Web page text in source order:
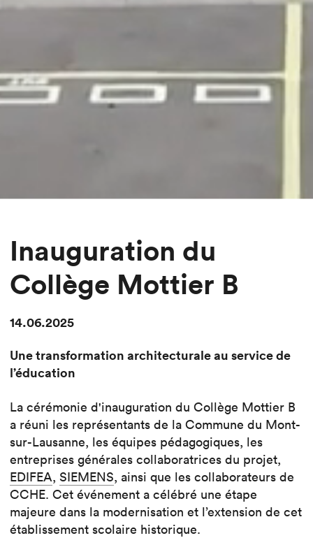
Inauguration du
Collège Mottier B
14.06.2025
Une transformation architecturale au service de
l’éducation
La cérémonie d'inauguration du Collège Mottier B
a réuni les représentants de la Commune du Mont-
sur-Lausanne, les équipes pédagogiques, les
entreprises générales collaboratrices du projet,
EDIFEA, SIEMENS, ainsi que les collaborateurs de
CCHE. Cet événement a célébré une étape
majeure dans la modernisation et l’extension de cet
établissement scolaire historique.